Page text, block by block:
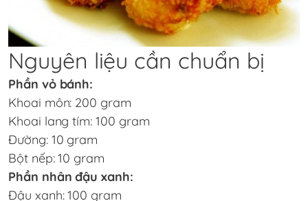
Nguyên liệu cần chuẩn bị
Phần vỏ bánh:
Khoai môn: 200 gram
Khoai lang tím: 100 gram
Đường: 10 gram
Bột nếp: 10 gram
Phần nhân đậu xanh:
Đậu xanh: 100 gram